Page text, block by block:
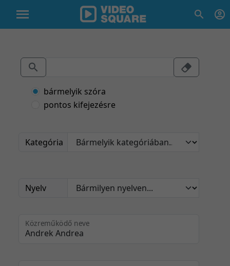
bármelyik szóra
pontos kifejezésre
Kategória
Nyelv
Közreműködő neve